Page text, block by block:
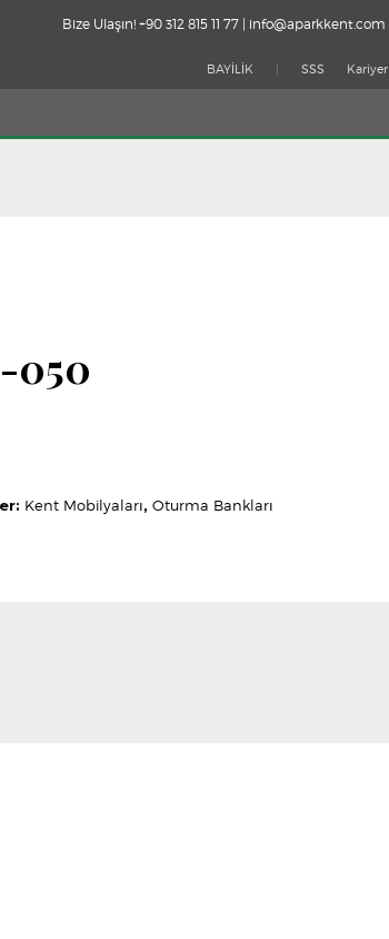
Bize Ulaşın! +90 312 815 11 77 | info@aparkkent.com
BAYİLİK | SSS Kariyer
050
Kent Mobilyaları, Oturma Bankları